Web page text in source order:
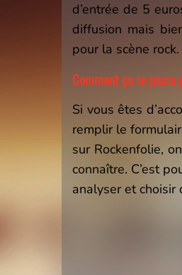
d’entrée de 5
diffusion mais
pour la scène rock.
Comment ça se
Si vous êtes
remplir le
sur Rockenfolie,
connaître. C’est
analyser et choisir